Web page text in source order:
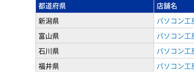
都道府県 店舗名
新潟県
パソコン工
富山県
パソコン工
石川県
パソコン工
福井県
パソコン工